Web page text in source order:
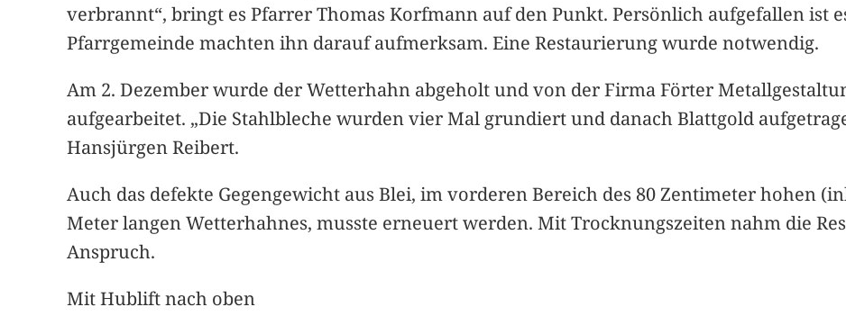
verbrannt“, bringt es Pfarrer Thomas Korfmann auf den Punkt. Persönlich aufgefallen ist
Pfarrgemeinde machten ihn darauf aufmerksam. Eine Restaurierung wurde notwendig.
Am 2. Dezember wurde der Wetterhahn abgeholt und von der Firma Förter
aufgearbeitet. „Die Stahlbleche wurden vier Mal grundiert und danach Blattgold
Hansjürgen Reibert.
Auch das defekte Gegengewicht aus Blei, im vorderen Bereich des 80 Zentimeter hohen
Meter langen Wetterhahnes, musste erneuert werden. Mit Trocknungszeiten nahm die
Anspruch.
Mit Hublift nach oben